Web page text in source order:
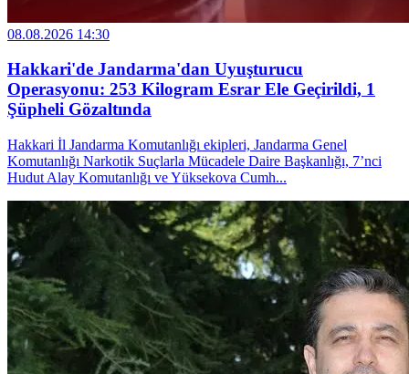
08.08.2026 14:30
Hakkari'de Jandarma'dan Uyuşturucu
Operasyonu: 253 Kilogram Esrar Ele Geçirildi, 1
Şüpheli Gözaltında
Hakkari İl Jandarma Komutanlığı ekipleri, Jandarma Genel
Komutanlığı Narkotik Suçlarla Mücadele Daire Başkanlığı, 7’nci
Hudut Alay Komutanlığı ve Yüksekova Cumh...